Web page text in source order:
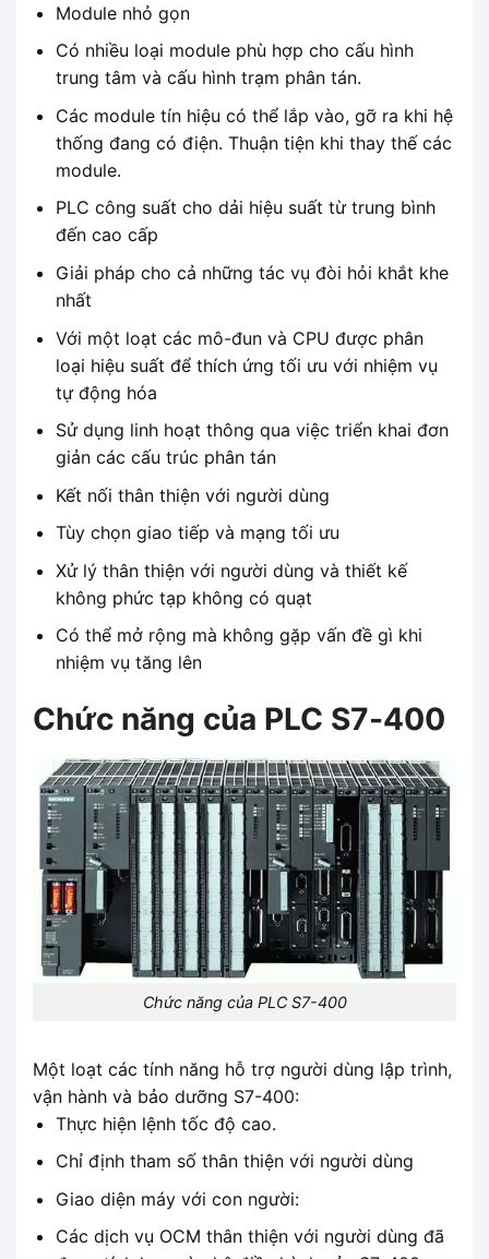
Module nhỏ gọn
Có nhiều loại module phù hợp cho cấu hình
trung tâm và cấu hình trạm phân tán.
Các module tín hiệu có thể lắp vào, gỡ ra khi hệ
thống đang có điện. Thuận tiện khi thay thế các
module.
PLC công suất cho dải hiệu suất từ ​​trung bình
đến cao cấp
Giải pháp cho cả những tác vụ đòi hỏi khắt khe
nhất
Với một loạt các mô-đun và CPU được phân
loại hiệu suất để thích ứng tối ưu với nhiệm vụ
tự động hóa
Sử dụng linh hoạt thông qua việc triển khai đơn
giản các cấu trúc phân tán
Kết nối thân thiện với người dùng
Tùy chọn giao tiếp và mạng tối ưu
Xử lý thân thiện với người dùng và thiết kế
không phức tạp không có quạt
Có thể mở rộng mà không gặp vấn đề gì khi
nhiệm vụ tăng lên
Chức năng của PLC S7-400
Chức năng của PLC S7-400
Một loạt các tính năng hỗ trợ người dùng lập trình,
vận hành và bảo dưỡng S7-400:
Thực hiện lệnh tốc độ cao.
Chỉ định tham số thân thiện với người dùng
Giao diện máy với con người:
Các dịch vụ OCM thân thiện với người dùng đã